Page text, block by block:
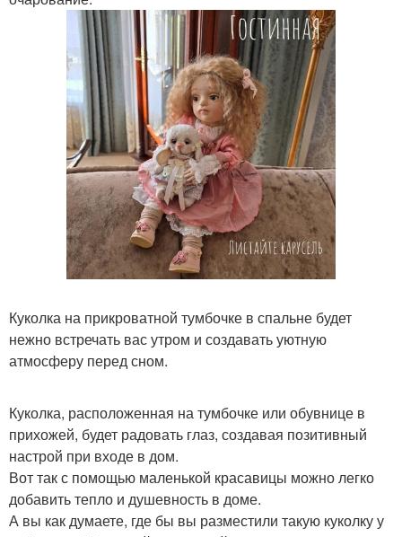
Куколка на прикроватной тумбочке в спальне будет
нежно встречать вас утром и создавать уютную
атмосферу перед сном.
Куколка, расположенная на тумбочке или обувнице в
прихожей, будет радовать глаз, создавая позитивный
настрой при входе в дом.
Вот так с помощью маленькой красавицы можно легко
добавить тепло и душевность в доме.
А вы как думаете, где бы вы разместили такую куколку у